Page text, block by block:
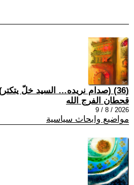
(36) (صدام نريده… السيد خلّ يتكتر)
قحطان الفرج الله
2026 / 8 / 9
مواضيع وابحاث سياسية